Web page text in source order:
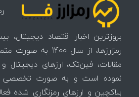
بروزترین اخبار اقتصاد دیجیتال،
رمزارزها، از سال
مقالات، فین‌تک، ارزهای‌ دیجیتال و
نموده است و به صورت تخصصی
بلاکچین و ارزهای رمزنگاری شده